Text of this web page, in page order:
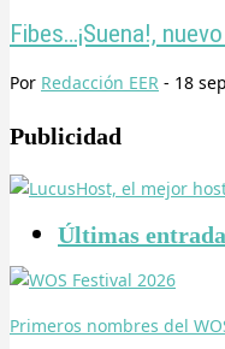
Fibes…¡Suena!,
Por Redacción EER - 18
Publicidad
Últimas
Primeros nombres del